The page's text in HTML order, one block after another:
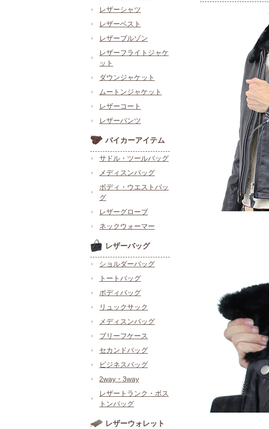
レザーシャツ
レザーベスト
レザーブルゾン
レザーフライトジャケ
ット
ダウンジャケット
ムートンジャケット
レザーコート
レザーパンツ
バイカーアイテム
サドル・ツールバッグ
メディスンバッグ
ボディ・ウエストバッ
グ
レザーグローブ
ネックウォーマー
レザーバッグ
ショルダーバッグ
トートバッグ
ボディバッグ
リュックサック
メディスンバッグ
ブリーフケース
セカンドバッグ
ビジネスバッグ
2way・3way
レザートランク・ボス
トンバッグ
レザーウォレット